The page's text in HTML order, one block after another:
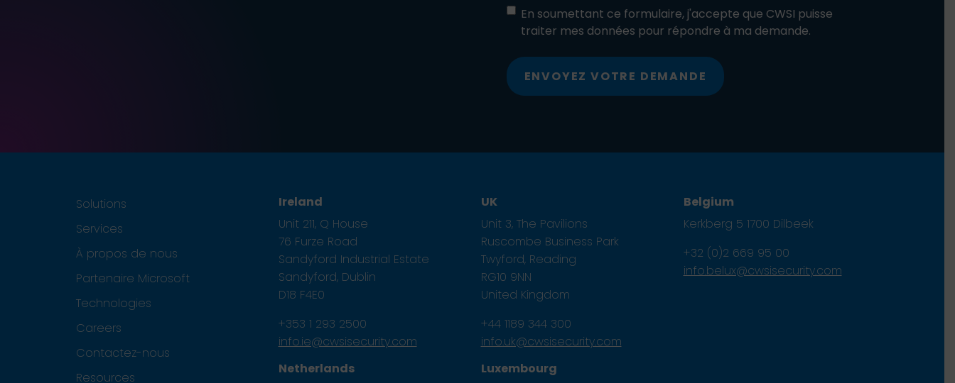
En soumettant ce formulaire, j'accepte que CWSI puisse
traiter mes données pour répondre à ma demande.
ENVOYEZ VOTRE DEMANDE
Solutions
Services
À propos de nous
Partenaire Microsoft
Technologies
Careers
Contactez-nous
Resources
Ireland
Unit 211, Q House
76 Furze Road
Sandyford Industrial Estate
Sandyford, Dublin
D18 F4E0
+353 1 293 2500
info.ie@cwsisecurity.com
Netherlands
UK
Unit 3, The Pavilions
Ruscombe Business Park
Twyford, Reading
RG10 9NN
United Kingdom
+44 1189 344 300
info.uk@cwsisecurity.com
Luxembourg
Belgium
Kerkberg 5 1700 Dilbeek
+32 (0)2 669 95 00
info.belux@cwsisecurity.com